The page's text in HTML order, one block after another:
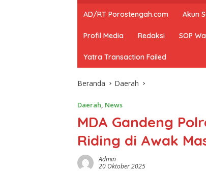
AD/RT Porostengah.com Akun
Profil Media Redaksi SOP
Yatra Transaction Failed
Beranda Daerah
Daerah, News
‎MDA Gandeng
Riding di Awak
Admin
20 Oktober 2025